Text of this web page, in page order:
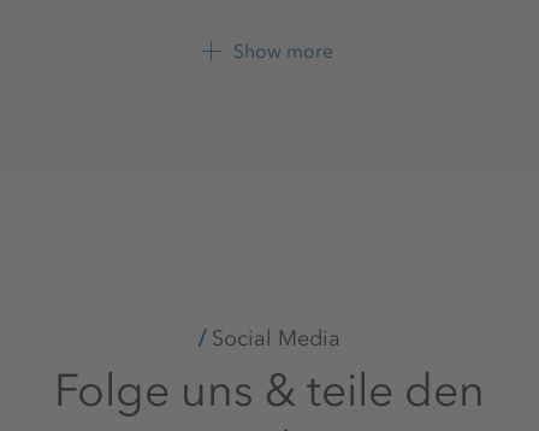
K+S Minerals and Agriculture
Show more
Social Media
Folge uns & teile den